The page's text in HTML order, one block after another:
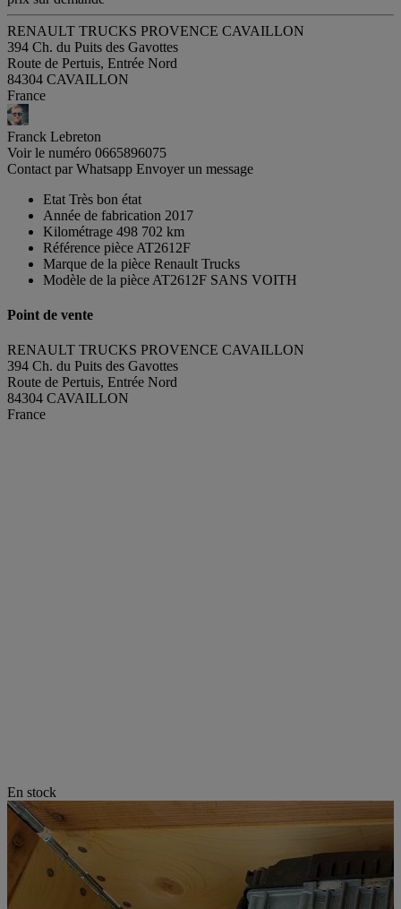
RENAULT TRUCKS PROVENCE CAVAILLON
394 Ch. du Puits des Gavottes
Route de Pertuis, Entrée Nord
84304 CAVAILLON
France
Franck Lebreton
Voir le numéro 0665896075
Contact par Whatsapp Envoyer un message
Etat Très bon état
Année de fabrication 2017
Kilométrage 498 702 km
Référence pièce AT2612F
Marque de la pièce Renault Trucks
Modèle de la pièce AT2612F SANS VOITH
Point de vente
RENAULT TRUCKS PROVENCE CAVAILLON
394 Ch. du Puits des Gavottes
Route de Pertuis, Entrée Nord
84304 CAVAILLON
France
En stock